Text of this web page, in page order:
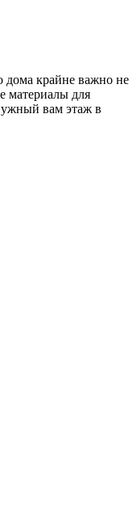
дома крайне важно не
материалы для
вам этаж в